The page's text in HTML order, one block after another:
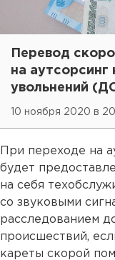
Перевод
на аутсорсинг
увольнений
10 ноября 2020 в
При переходе на
будет
на себя
со звуковыми
расследованием
происшествий,
кареты скорой